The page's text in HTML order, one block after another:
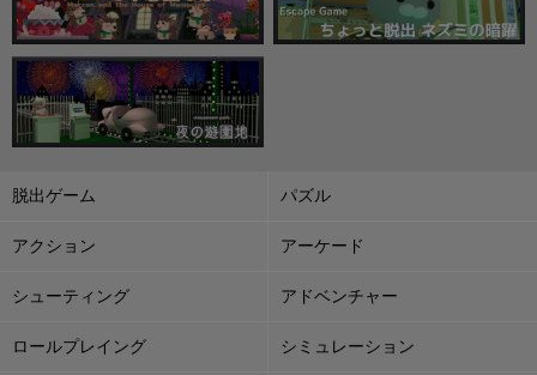
脱出ゲーム パズル
アクション アーケード
シューティング アドベンチャー
ロールプレイング シミュレーション